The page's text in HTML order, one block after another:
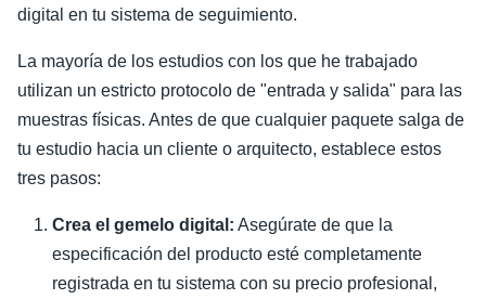
digital en tu sistema de seguimiento.
La mayoría de los estudios con los que he trabajado
utilizan un estricto protocolo de "entrada y salida" para las
muestras físicas. Antes de que cualquier paquete salga de
tu estudio hacia un cliente o arquitecto, establece estos
tres pasos:
Crea el gemelo digital: Asegúrate de que la
especificación del producto esté completamente
registrada en tu sistema con su precio profesional,